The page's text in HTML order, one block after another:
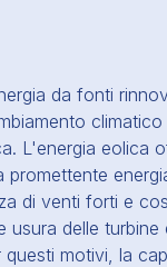
da fonti
climatico
L'energia eolica
promettente
di venti forti e
usura delle turbine
questi motivi, la